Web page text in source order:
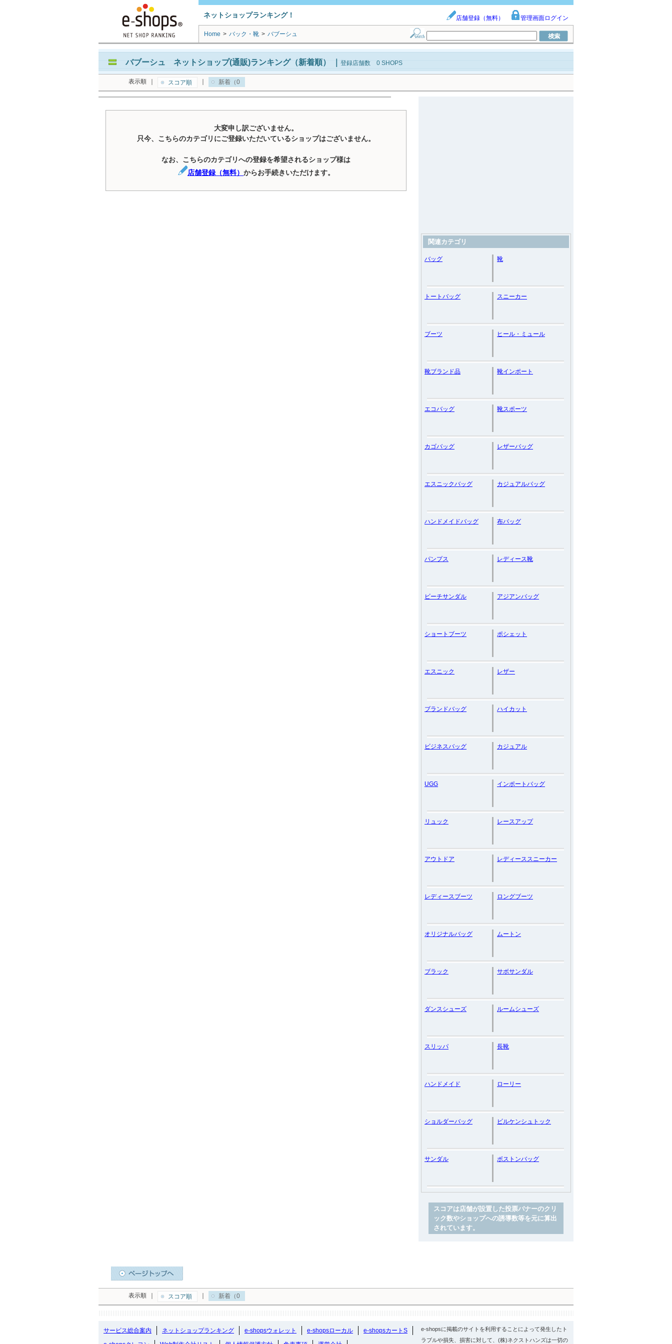
ネットショップランキング！ 店舗登録（無料） 管理画面ログイン
Home > バック・靴 > バブーシュ
バブーシュ ネットショップ(通販)ランキング（新着順） 登録店舗数 0 SHOPS
表示順 スコア順 新着（0
大変申し訳ございません。
只今、こちらのカテゴリにご登録いただいているショップはございません。
なお、こちらのカテゴリへの登録を希望されるショップ様は
店舗登録（無料） からお手続きいただけます。
関連カテゴリ
バッグ 靴
トートバッグ スニーカー
ブーツ ヒール・ミュール
靴ブランド品 靴インポート
エコバッグ 靴スポーツ
カゴバッグ レザーバッグ
エスニックバッグ カジュアルバッグ
ハンドメイドバッグ 布バッグ
パンプス レディース靴
ビーチサンダル アジアンバッグ
ショートブーツ ポシェット
エスニック レザー
ブランドバッグ ハイカット
ビジネスバッグ カジュアル
UGG インポートバッグ
リュック レースアップ
アウトドア レディーススニーカー
レディースブーツ ロングブーツ
オリジナルバッグ ムートン
ブラック サボサンダル
ダンスシューズ ルームシューズ
スリッパ 長靴
ハンドメイド ローリー
ショルダーバッグ ビルケンシュトック
サンダル ボストンバッグ
スコアは店舗が設置した投票バナーのクリ
ック数やショップへの誘導数等を元に算出
されています。
表示順 スコア順 新着（0
サービス総合案内 ネットショップランキング e-shopsウォレット e-shopsローカル
e-shopsカートS
e-shopsに掲載のサイトを利用することによって発生したト
ラブルや損失、損害に対して、(株)ネクストハンズは一切の